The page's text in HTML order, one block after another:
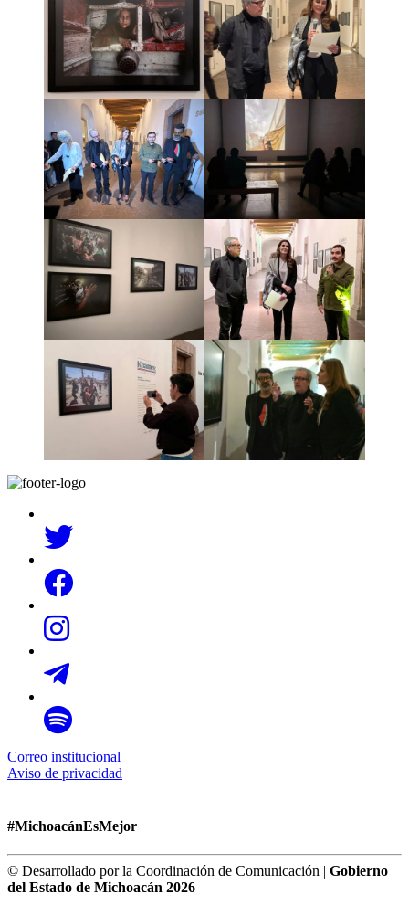
Correo institucional
Aviso de privacidad
#MichoacánEsMejor
© Desarrollado por la Coordinación de Comunicación | Gobierno
del Estado de Michoacán 2026